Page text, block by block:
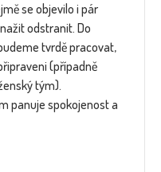
se objevilo i pár
odstranit. Do
tvrdě pracovat,
(případně
tým).
panuje spokojenost a